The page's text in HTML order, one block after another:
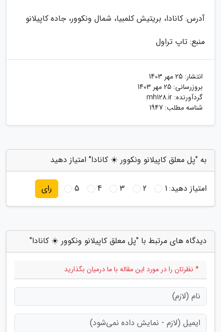
آدرس: کانادا، بریتیش کلمبیا، شمال ونکوور، جاده کاپیلانو
منبع: تاپ تراول
انتشار: 25 مهر 1403
بروزرسانی: 25 مهر 1403
گردآورنده: mh128.ir
شناسه مطلب: 1947
به "پل معلق کاپیلانو ونکوور ☀️ کانادا" امتیاز دهید
امتیاز دهید:1
2
3
4
5 رای
دیدگاه های مرتبط با "پل معلق کاپیلانو ونکوور ☀️ کانادا"
* نظرتان را در مورد این مقاله با ما درمیان بگذارید